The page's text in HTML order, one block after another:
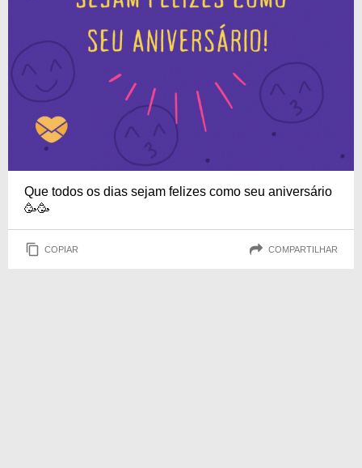
Que todos os dias sejam felizes como seu aniversário
🥳🥳
COPIAR COMPARTILHAR